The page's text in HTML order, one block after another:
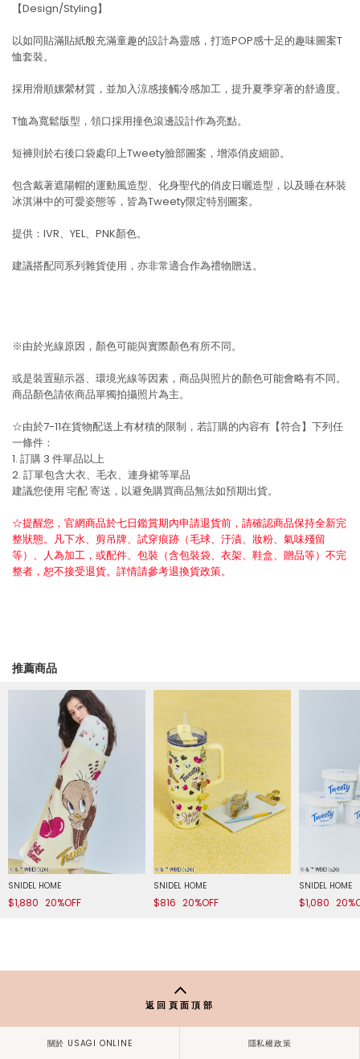
【Design/Styling】
以如同貼滿貼紙般充滿童趣的設計為靈感，打造POP感十足的趣味圖案T
恤套裝。
採用滑順嫘縈材質，並加入涼感接觸冷感加工，提升夏季穿著的舒適度。
T恤為寬鬆版型，領口採用撞色滾邊設計作為亮點。
短褲則於右後口袋處印上Tweety臉部圖案，增添俏皮細節。
包含戴著遮陽帽的運動風造型、化身聖代的俏皮日曬造型，以及睡在杯裝
冰淇淋中的可愛姿態等，皆為Tweety限定特別圖案。
提供：IVR、YEL、PNK顏色。
建議搭配同系列雜貨使用，亦非常適合作為禮物贈送。
※由於光線原因，顏色可能與實際顏色有所不同。
或是裝置顯示器、環境光線等因素，商品與照片的顏色可能會略有不同。
商品顏色請依商品單獨拍攝照片為主。
☆由於7-11在貨物配送上有材積的限制，若訂購的內容有【符合】下列任
一條件：
1. 訂購 3 件單品以上
2. 訂單包含大衣、毛衣、連身裙等單品
建議您使用 宅配寄送，以避免購買商品無法如預期出貨。
☆提醒您，官網商品於七日鑑賞期內申請退貨前，請確認商品保持全新完
整狀態。凡下水、剪吊牌、試穿痕跡（毛球、汙漬、妝粉、氣味殘留
等）、人為加工，或配件、包裝（含包裝袋、衣架、鞋盒、贈品等）不完
整者，恕不接受退貨。詳情請參考退換貨政策。
推薦商品
SNIDEL HOME
$1,880 20%OFF
SNIDEL HOME
$816 20%OFF
SNIDEL HOME
$1,080
返回頁面頂部
關於 USAGI ONLINE 隱私權政策